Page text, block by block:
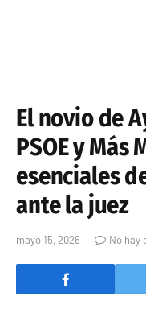
El novio de
PSOE y Más
esenciales
ante la juez
mayo 15, 2026 No hay